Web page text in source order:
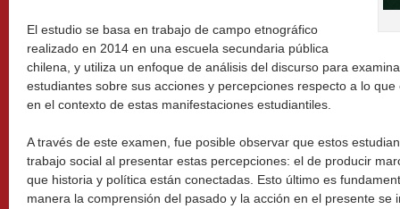
El estudio se basa en trabajo de campo etnográfico
realizado en 2014 en una escuela secundaria pública
chilena, y utiliza un enfoque de análisis del discurso para
estudiantes sobre sus acciones y percepciones respecto a lo
en el contexto de estas manifestaciones estudiantiles.
A través de este examen, fue posible observar que estos
trabajo social al presentar estas percepciones: el de producir
que historia y política están conectadas. Esto último es
manera la comprensión del pasado y la acción en el presente se